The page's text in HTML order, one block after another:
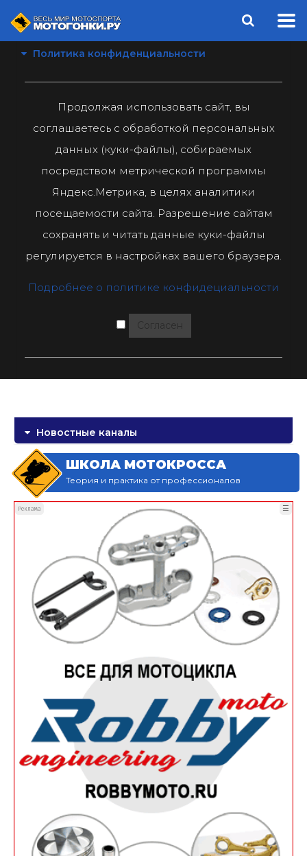
Политика конфиденциальности
Продолжая использовать сайт, вы
соглашаетесь с обработкой персональных
данных (куки-файлы), собираемых
посредством метрической программы
Яндекс.Метрика, в целях аналитики
посещаемости сайта. Разрешение сайтам
сохранять и читать данные куки-файлы
регулируется в настройках вашего браузера.
Подробнее о политике конфидециальности
Согласен
Новостные каналы
ШКОЛА МОТОКРОССА
Теория и практика от профессионалов
Реклама ☰